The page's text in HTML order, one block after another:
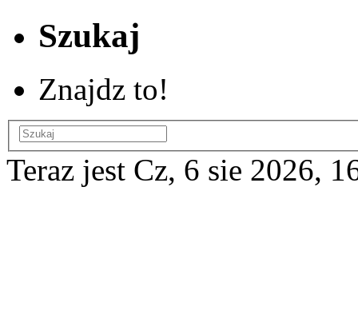
Szukaj
Znajdz to!
Teraz jest Cz, 6 sie 2026,